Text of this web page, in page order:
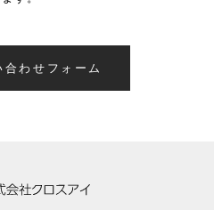
合わせフォーム